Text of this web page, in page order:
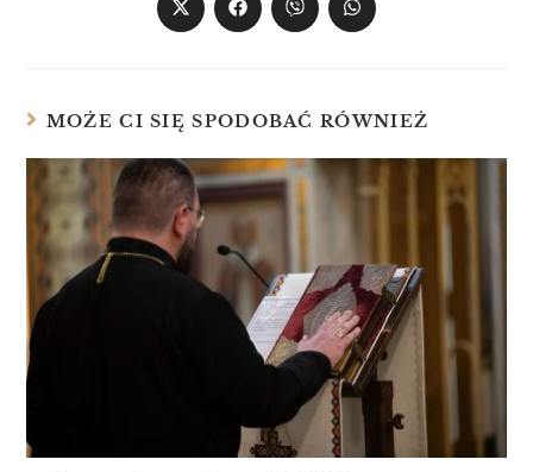
MOŻE CI SIĘ SPODOBAĆ RÓWNIEŻ